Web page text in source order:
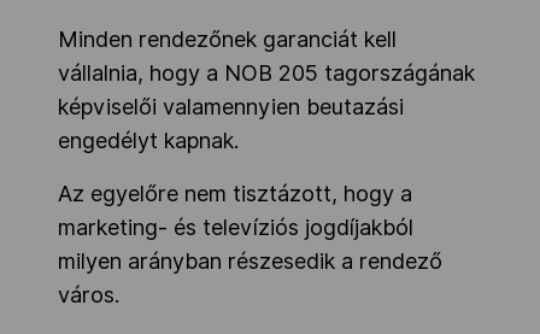
Minden rendezőnek garanciát kell
vállalnia, hogy a NOB 205 tagországának
képviselői valamennyien beutazási
engedélyt kapnak.
Az egyelőre nem tisztázott, hogy a
marketing- és televíziós jogdíjakból
milyen arányban részesedik a rendező
város.